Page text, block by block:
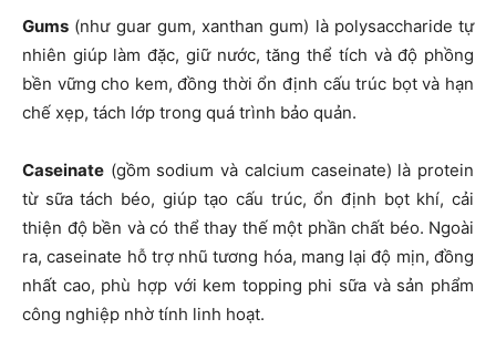
Gums (như guar gum, xanthan gum) là polysaccharide tự
nhiên giúp làm đặc, giữ nước, tăng thể tích và độ phồng
bền vững cho kem, đồng thời ổn định cấu trúc bọt và hạn
chế xẹp, tách lớp trong quá trình bảo quản.
Caseinate (gồm sodium và calcium caseinate) là protein
từ sữa tách béo, giúp tạo cấu trúc, ổn định bọt khí, cải
thiện độ bền và có thể thay thế một phần chất béo. Ngoài
ra, caseinate hỗ trợ nhũ tương hóa, mang lại độ mịn, đồng
nhất cao, phù hợp với kem topping phi sữa và sản phẩm
công nghiệp nhờ tính linh hoạt.